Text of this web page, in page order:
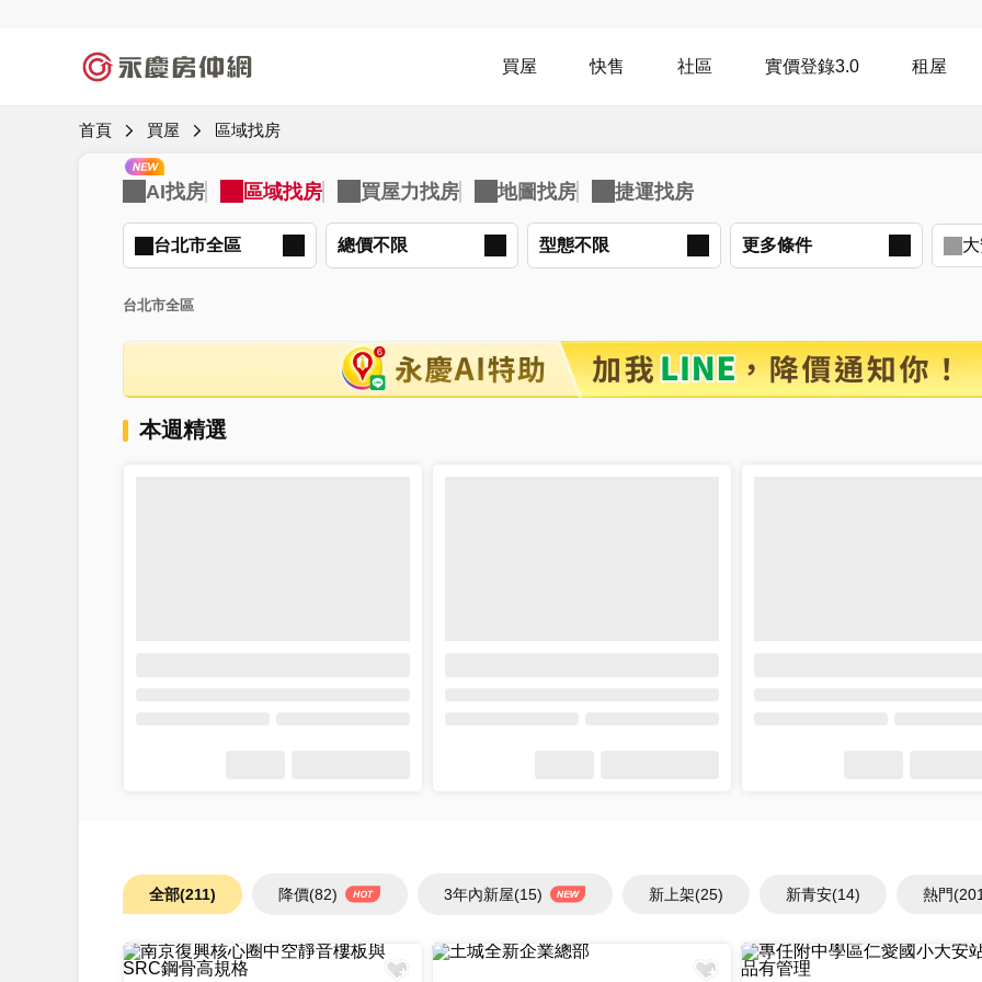
買屋 快售 社區 實價登錄3.0 租屋
首頁 買屋 區域找房
台北市全區 總價不限 型態不限 更多條件
台北市全區
本週精選
全部(211) 降價(82) 3年內新屋(15) 新上架(25) 新青安(14) 熱門